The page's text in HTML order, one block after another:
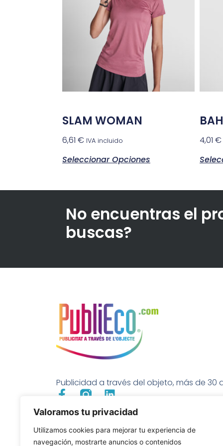
Valoramos tu privacidad
Utilizamos cookies para mejorar tu experiencia de
navegación, mostrarte anuncios o contenidos
SLAM WOMAN
6,61 € IVA incluido
Seleccionar Opciones
4,01 €
No encuentras el
buscas?
Publicidad a través del objeto, más de 30